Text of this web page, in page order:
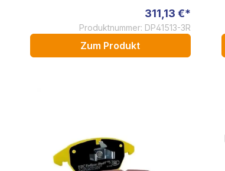
311,13 €*
Produktnummer: DP41513-3R
Zum Produkt